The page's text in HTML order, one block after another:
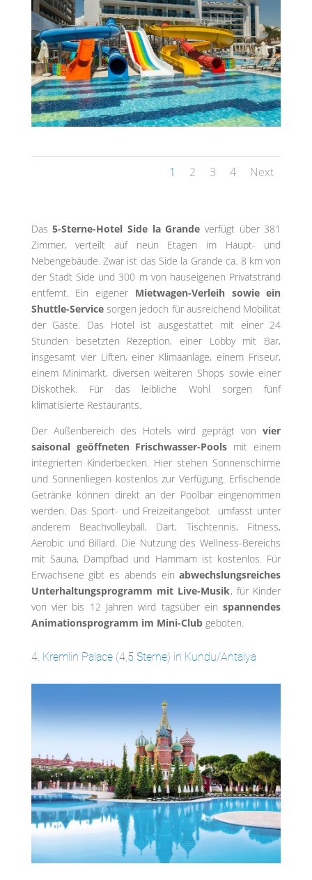
1 2 3 4 Next
Das5-Sterne-Hotel Side la Grande verfügt über 381
Zimmer, verteilt auf neun Etagen im Haupt- und
Nebengebäude. Zwar ist das Side la Grande ca. 8 km von
der Stadt Side und 300 m von hauseigenen Privatstrand
entfernt. Ein eigener Mietwagen-Verleih sowie ein
Shuttle-Servicesorgen jedoch für ausreichend Mobilität
der Gäste. Das Hotel ist ausgestattet mit einer 24
Stunden besetzten Rezeption, einer Lobby mit Bar,
insgesamt vier Liften, einer Klimaanlage, einem Friseur,
einem Minimarkt, diversen weiteren Shops sowie einer
Diskothek. Für das leibliche Wohl sorgen fünf
klimatisierte Restaurants.
Der Außenbereich des Hotels wird geprägt vonvier
saisonal geöffneten Frischwasser-Pools mit einem
integrierten Kinderbecken. Hier stehen Sonnenschirme
und Sonnenliegen kostenlos zur Verfügung. Erfischende
Getränke können direkt an der Poolbar eingenommen
werden. Das Sport- und Freizeitangebot umfasst unter
anderem Beachvolleyball, Dart, Tischtennis, Fitness,
Aerobic und Billard. Die Nutzung des Wellness-Bereichs
mit Sauna, Dampfbad und Hammam ist kostenlos. Für
Erwachsene gibt es abends ein abwechslungsreiches
Unterhaltungsprogramm mit Live-Musik, für Kinder
von vier bis 12 Jahren wird tagsüber einspannendes
Animationsprogramm im Mini-Clubgeboten.
4. Kremlin Palace (4,5 Sterne) in Kundu/Antalya